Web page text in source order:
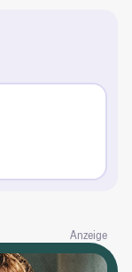
Anzeige